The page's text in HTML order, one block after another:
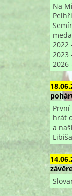
Na
2022
2023
2026
První
hrát
a